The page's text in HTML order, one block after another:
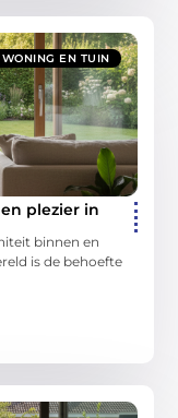
WONING EN TUIN
plezier in
binnen en
is de behoefte